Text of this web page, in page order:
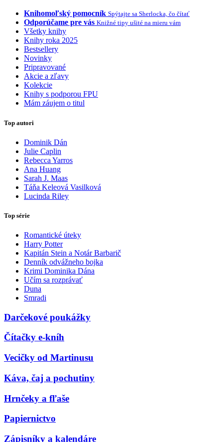
Knihomoľský pomocník Spýtajte sa Sherlocka, čo čítať
Odporúčame pre vás Knižné tipy ušité na mieru vám
Všetky knihy
Knihy roka 2025
Bestsellery
Novinky
Pripravované
Akcie a zľavy
Kolekcie
Knihy s podporou FPU
Mám záujem o titul
Top autori
Dominik Dán
Julie Caplin
Rebecca Yarros
Ana Huang
Sarah J. Maas
Táňa Keleová Vasilková
Lucinda Riley
Top série
Romantické úteky
Harry Potter
Kapitán Stein a Notár Barbarič
Denník odvážneho bojka
Krimi Dominika Dána
Učím sa rozprávať
Duna
Smradi
Darčekové poukážky
Čítačky e-kníh
Vecičky od Martinusu
Káva, čaj a pochutiny
Hrnčeky a fľaše
Papiernictvo
Zápisníky a kalendáre